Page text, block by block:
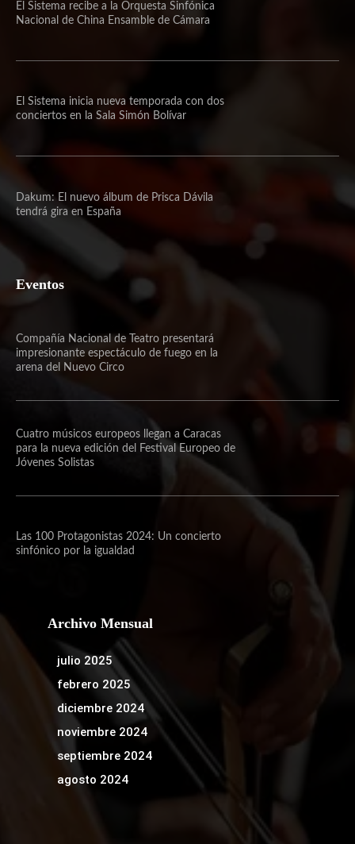
El Sistema recibe a la Orquesta Sinfónica
Nacional de China Ensamble de Cámara
El Sistema inicia nueva temporada con dos
conciertos en la Sala Simón Bolívar
Dakum: El nuevo álbum de Prisca Dávila
tendrá gira en España
Eventos
Compañía Nacional de Teatro presentará
impresionante espectáculo de fuego en la
arena del Nuevo Circo
Cuatro músicos europeos llegan a Caracas
para la nueva edición del Festival Europeo de
Jóvenes Solistas
Las 100 Protagonistas 2024: Un concierto
sinfónico por la igualdad
Archivo Mensual
julio 2025
febrero 2025
diciembre 2024
noviembre 2024
septiembre 2024
agosto 2024